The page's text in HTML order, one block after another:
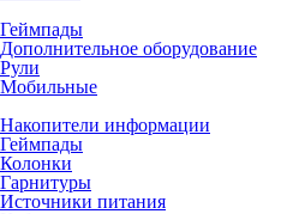
Геймпады
Дополнительное оборудование
Рули
Мобильные
Накопители информации
Геймпады
Колонки
Гарнитуры
Источники питания